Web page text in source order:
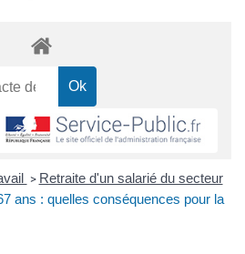
> Retraite d'un salarié du secteur
ans : quelles conséquences pour la